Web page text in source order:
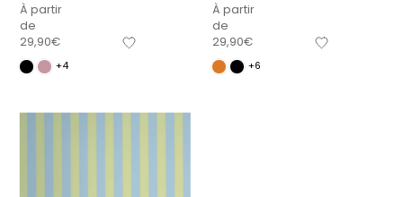
À partir
de
29,90€
+4
À partir
de
29,90€
+6